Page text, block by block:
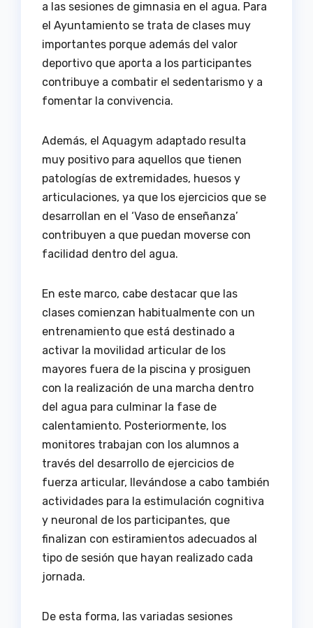
a las sesiones de gimnasia en el agua. Para
el Ayuntamiento se trata de clases muy
importantes porque además del valor
deportivo que aporta a los participantes
contribuye a combatir el sedentarismo y a
fomentar la convivencia.
Además, el Aquagym adaptado resulta
muy positivo para aquellos que tienen
patologías de extremidades, huesos y
articulaciones, ya que los ejercicios que se
desarrollan en el ‘Vaso de enseñanza’
contribuyen a que puedan moverse con
facilidad dentro del agua.
En este marco, cabe destacar que las
clases comienzan habitualmente con un
entrenamiento que está destinado a
activar la movilidad articular de los
mayores fuera de la piscina y prosiguen
con la realización de una marcha dentro
del agua para culminar la fase de
calentamiento. Posteriormente, los
monitores trabajan con los alumnos a
través del desarrollo de ejercicios de
fuerza articular, llevándose a cabo también
actividades para la estimulación cognitiva
y neuronal de los participantes, que
finalizan con estiramientos adecuados al
tipo de sesión que hayan realizado cada
jornada.
De esta forma, las variadas sesiones